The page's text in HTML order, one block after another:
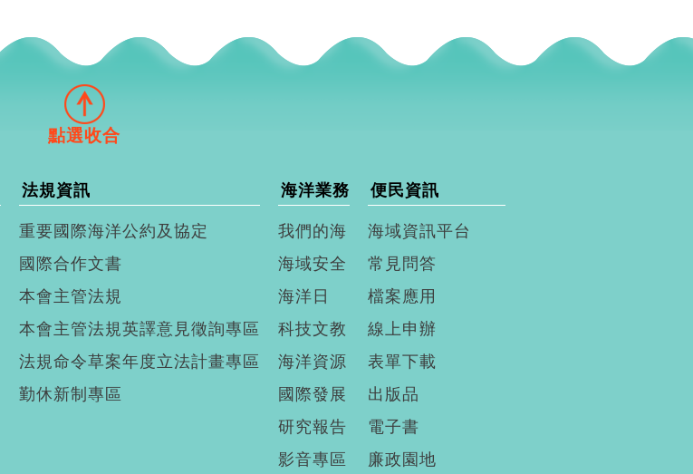
法規資訊
重要國際海洋公約及協定
國際合作文書
本會主管法規
本會主管法規英譯意見徵詢專區
法規命令草案年度立法計畫專區
勤休新制專區
海洋業務
我們的海
海域安全
海洋日
科技文教
海洋資源
國際發展
研究報告
影音專區
便民資訊
海域資訊平台
常見問答
檔案應用
線上申辦
表單下載
出版品
電子書
廉政園地